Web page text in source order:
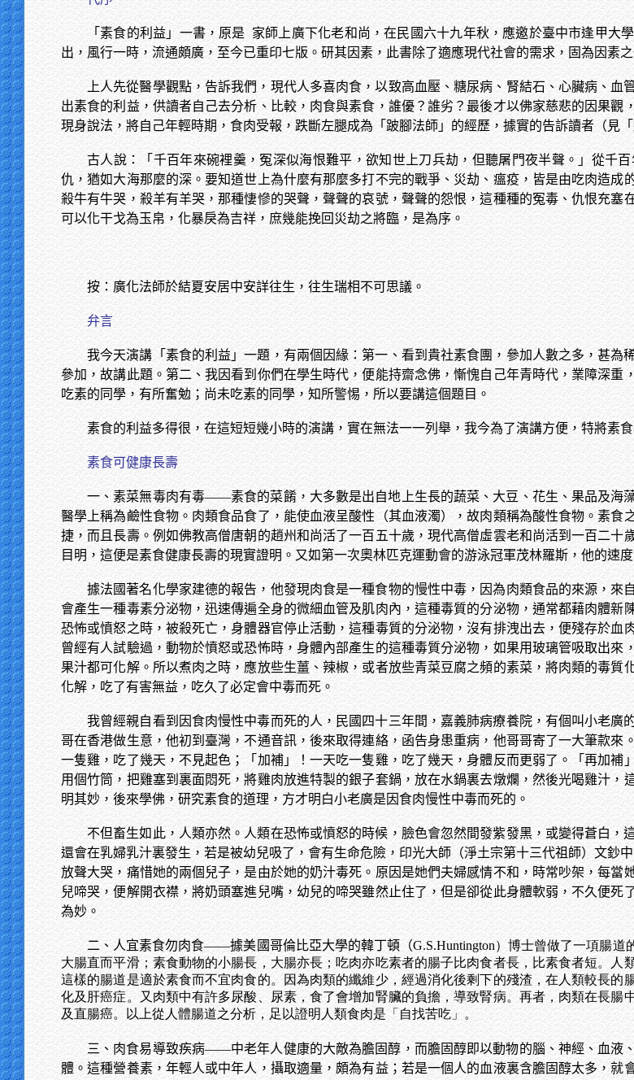
「素食的利益」一書，原是 家師上廣下化老和尚，在民國六十九年秋，應邀於臺中市逢甲大
出，風行一時，流通頗廣，至今已重印七版。研其因素，此書除了適應現代社會的需求，固為因素
上人先從醫學觀點，告訴我們，現代人多喜肉食，以致高血壓、糖尿病、腎結石、心臟病、
出素食的利益，供讀者自己去分析、比較，肉食與素食，誰優？誰劣？最後才以佛家慈悲的因果
現身說法，將自己年輕時期，食肉受報，跌斷左腿成為「跛腳法師」的經歷，據實的告訴讀者（見
古人說：「千百年來碗裡羹，冤深似海恨難平，欲知世上刀兵劫，但聽屠門夜半聲。」從千
仇，猶如大海那麼的深。要知道世上為什麼有那麼多打不完的戰爭、災劫、瘟疫，皆是由吃肉造成
殺牛有牛哭，殺羊有羊哭，那種悽慘的哭聲，聲聲的哀號，聲聲的怨恨，這種種的冤毒、仇恨充塞
可以化干戈為玉帛，化暴戾為吉祥，庶幾能挽回災劫之將臨，是為序。
按：廣化法師於結夏安居中安詳往生，往生瑞相不可思議。
弁言
我今天演講「素食的利益」一題，有兩個因緣：第一、看到貴社素食團，參加人數之多，甚
參加，故講此題。第二、我因看到你們在學生時代，便能持齋念佛，慚愧自己年青時代，業障深
吃素的同學，有所奮勉；尚未吃素的同學，知所警惕，所以要講這個題目。
素食的利益多得很，在這短短幾小時的演講，實在無法一一列舉，我今為了演講方便，特將素
素食可健康長壽
一、素菜無毒肉有毒——素食的菜餚，大多數是出自地上生長的蔬菜、大豆、花生、果品及海
醫學上稱為鹼性食物。肉類食品食了，能使血液呈酸性（其血液濁），故肉類稱為酸性食物。素
捷，而且長壽。例如佛教高僧唐朝的趙州和尚活了一百五十歲，現代高僧虛雲老和尚活到一百二
目明，這便是素食健康長壽的現實證明。又如第一次奧林匹克運動會的游泳冠軍茂林羅斯，他的速
據法國著名化學家建德的報告，他發現肉食是一種食物的慢性中毒，因為肉類食品的來源，
會產生一種毒素分泌物，迅速傳遍全身的微細血管及肌肉內，這種毒質的分泌物，通常都藉肉體
恐怖或憤怒之時，被殺死亡，身體器官停止活動，這種毒質的分泌物，沒有排洩出去，便殘存於
曾經有人試驗過，動物於憤怒或恐怖時，身體內部產生的這種毒質分泌物，如果用玻璃管吸取出
果汁都可化解。所以煮肉之時，應放些生薑、辣椒，或者放些青菜豆腐之頻的素菜，將肉類的毒
化解，吃了有害無益，吃久了必定會中毒而死。
我曾經親自看到因食肉慢性中毒而死的人，民國四十三年間，嘉義肺病療養院，有個叫小老
哥在香港做生意，他初到臺灣，不通音訊，後來取得連絡，函告身患重病，他哥哥寄了一大筆款
一隻雞，吃了幾天，不見起色；「加補」！一天吃一隻雞，吃了幾天，身體反而更弱了。「再加
用個竹筒，把雞塞到裏面悶死，將雞肉放進特製的銀子套鍋，放在水鍋裏去燉爛，然後光喝雞汁
明其妙，後來學佛，研究素食的道理，方才明白小老廣是因食肉慢性中毒而死的。
不但畜生如此，人類亦然。人類在恐怖或憤怒的時候，臉色會忽然間發紫發黑，或變得蒼白，
還會在乳婦乳汁裏發生，若是被幼兒吸了，會有生命危險，印光大師（淨土宗第十三代祖師）文鈔
放聲大哭，痛惜她的兩個兒子，是由於她的奶汁毒死。原因是她們夫婦感情不和，時常吵架，每
兒啼哭，便解開衣襟，將奶頭塞進兒嘴，幼兒的啼哭雖然止住了，但是卻從此身體軟弱，不久便
為妙。
二、人宜素食勿肉食——據美國哥倫比亞大學的韓丁頓（G.S.Huntington）博士曾做了一項腸
大腸直而平滑；素食動物的小腸長，大腸亦長；吃肉亦吃素者的腸子比肉食者長，比素食者短。人
這樣的腸道是適於素食而不宜肉食的。因為肉類的纖維少，經過消化後剩下的殘渣，在人類較長
化及肝癌症。又肉類中有許多尿酸、尿素，食了會增加腎臟的負擔，導致腎病。再者，肉類在長
及直腸癌。以上從人體腸道之分析，足以證明人類食肉是「自找苦吃」。
三、肉食易導致疾病——中老年人健康的大敵為膽固醇，而膽固醇即以動物的腦、神經、血液
體。這種營養素，年輕人或中年人，攝取適量，頗為有益；若是一個人的血液裏含膽固醇太多，